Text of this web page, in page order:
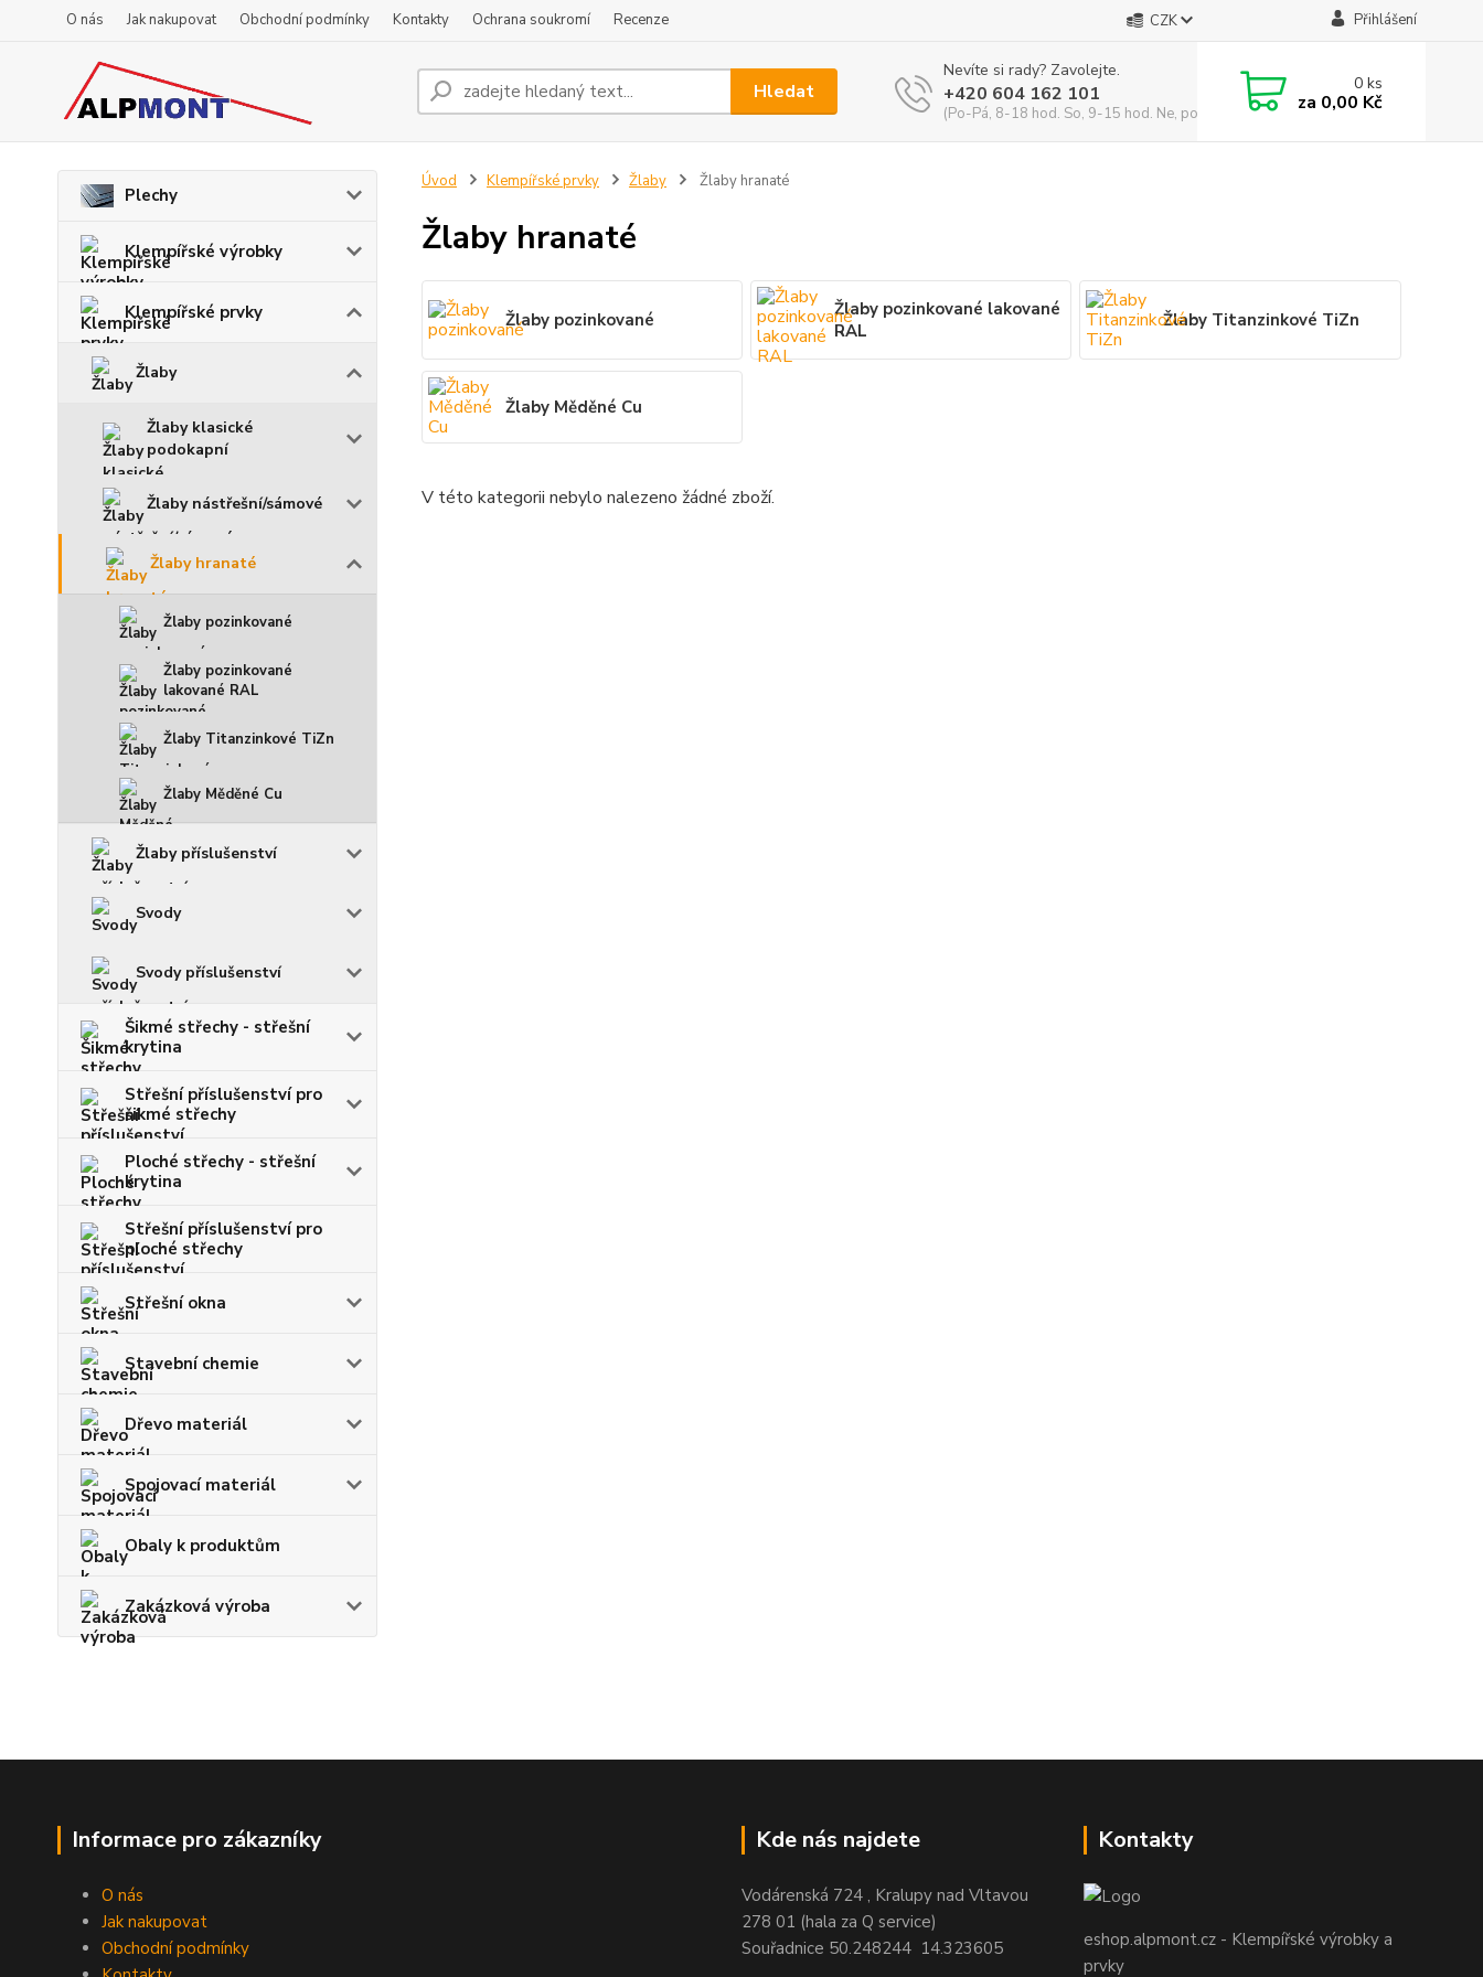
O nás Jak nakupovat Obchodní podmínky Kontakty Ochrana soukromí Recenze CZK Přihlášení
Hledat
Nevíte si rady? Zavolejte.
+420 604 162 101
(Po-Pá, 8-18 hod. So, 9-15 hod. Ne, po domluvě)
0ks
za 0,00 Kč
Plechy
Klempířské výrobky
Klempířské prvky
Žlaby
Žlaby klasické
podokapní
Žlaby nástřešní/sámové
Žlaby hranaté
Žlaby pozinkované
Žlaby pozinkované
lakované RAL
Žlaby Titanzinkové TiZn
Žlaby Měděné Cu
Žlaby příslušenství
Svody
Svody příslušenství
Šikmé střechy - střešní
krytina
Střešní příslušenství pro
šikmé střechy
Ploché střechy - střešní
krytina
Střešní příslušenství pro
ploché střechy
Střešní okna
Stavební chemie
Dřevo materiál
Spojovací materiál
Obaly k produktům
Zakázková výroba
Úvod Klempířské prvky Žlaby Žlaby hranaté
Žlaby hranaté
Žlaby pozinkované
Žlaby pozinkované lakované
RAL
Žlaby Titanzinkové TiZn
Žlaby Měděné Cu
V této kategorii nebylo nalezeno žádné zboží.
Informace pro zákazníky
O nás
Jak nakupovat
Obchodní podmínky
Kde nás najdete
Vodárenská 724 , Kralupy nad Vltavou
278 01 (hala za Q service)
Souřadnice 50.248244 14.323605
Kontakty
eshop.alpmont.cz - Klempířské výrobky a
prvky